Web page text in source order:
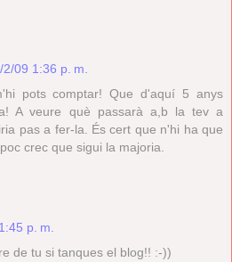
2/09 1:36 p. m.
pots comptar! Que d'aquí 5 anys
A veure què passarà a,b la tev a
pas a fer-la. És cert que n'hi ha que
crec que sigui la majoria.
p. m.
de tu si tanques el blog!! :-))